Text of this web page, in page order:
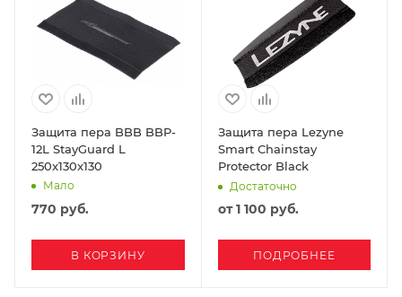
Защита пера BBB BBP-
12L StayGuard L
250x130x130
Мало
770 руб.
В КОРЗИНУ
Защита пера Lezyne
Smart Chainstay
Protector Black
Достаточно
от1 100 руб.
ПОДРОБНЕЕ